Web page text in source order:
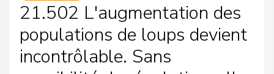
21.502 L'augmentation des
populations de loups devient
incontrôlable. Sans